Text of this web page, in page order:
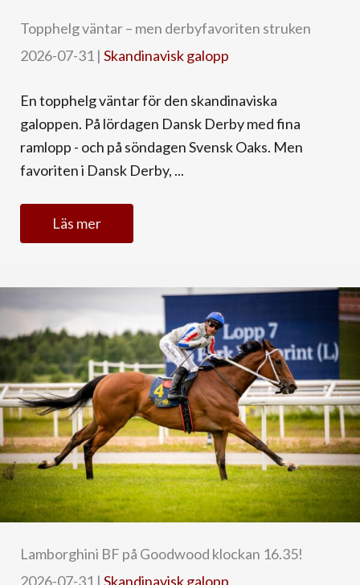
Topphelg väntar – men derbyfavoriten struken
2026-07-31 | Skandinavisk galopp
En topphelg väntar för den skandinaviska
galoppen. På lördagen Dansk Derby med fina
ramlopp - och på söndagen Svensk Oaks. Men
favoriten i Dansk Derby, ...
Läs mer
Lamborghini BF på Goodwood klockan 16.35!
2026-07-31 | Skandinavisk galopp